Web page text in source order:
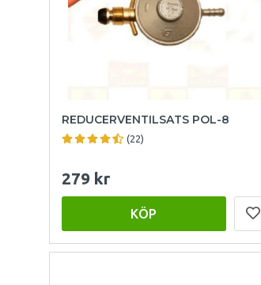
REDUCERVENTILSATS POL-8
(22)
279 kr
KÖP